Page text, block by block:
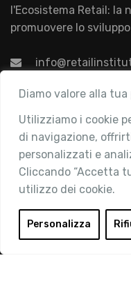
Diamo valore alla
Utilizziamo i cookie
di navigazione,
personalizzati e
Cliccando “Accetta
utilizzo dei cookie.
Personalizza
l'Ecosistema Retail: la
promuovere lo
Associazione
Chi siamo
Attività
Contatti
Area Riservata
Login
Diventa Socio